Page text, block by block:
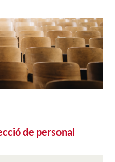
de personal